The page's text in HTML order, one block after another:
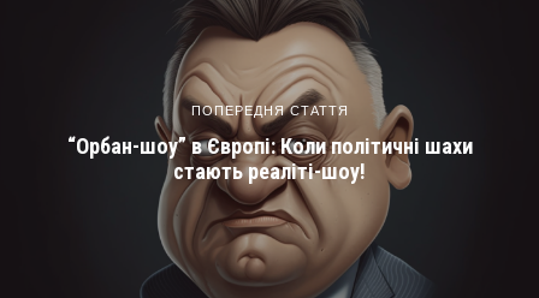
ПОПЕРЕДНЯ СТАТТЯ
“Орбан-шоу” в Європі: Коли політичні шахи
стають реаліті-шоу!